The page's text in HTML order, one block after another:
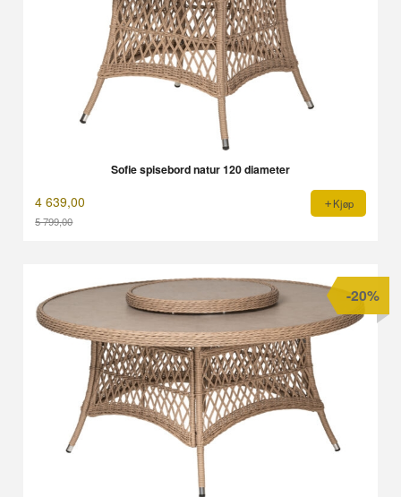
Sofie spisebord natur 120 diameter
4 639,00
5 799,00
Kjøp
-20%